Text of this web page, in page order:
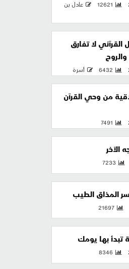
12621
عادل بن
القرآني لا تفارق
6432 أسرة
من وحي القرآن
7491
الآخر
7233
المذاق الطيب
21697
تبدأ بها يومك
8346